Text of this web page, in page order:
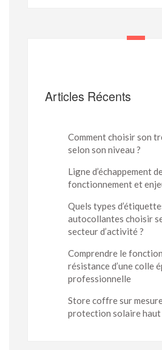
Articles Récents
Comment choisir son
selon son niveau ?
Ligne d’échappement
fonctionnement et
Quels types
autocollantes choisir
secteur d’activité ?
Comprendre le
résistance d’une colle
professionnelle
Store coffre sur
protection solaire haut